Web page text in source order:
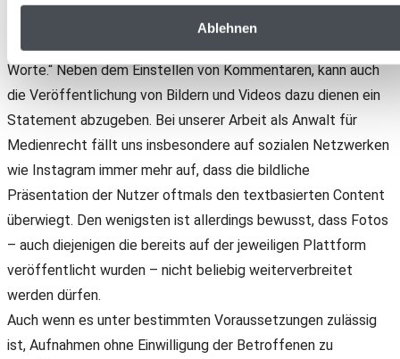
Ablehnen
am eigenen Bild
Nicht ohne Grund heißt es „Ein Bild sagt mehr als tausend
Worte.“ Neben dem Einstellen von Kommentaren, kann auch
die Veröffentlichung von Bildern und Videos dazu dienen ein
Statement abzugeben. Bei unserer Arbeit als Anwalt für
Medienrecht fällt uns insbesondere auf sozialen Netzwerken
wie Instagram immer mehr auf, dass die bildliche
Präsentation der Nutzer oftmals den textbasierten Content
überwiegt. Den wenigsten ist allerdings bewusst, dass Fotos
– auch diejenigen die bereits auf der jeweiligen Plattform
veröffentlicht wurden – nicht beliebig weiterverbreitet
werden dürfen.
Auch wenn es unter bestimmten Voraussetzungen zulässig
ist, Aufnahmen ohne Einwilligung der Betroffenen zu